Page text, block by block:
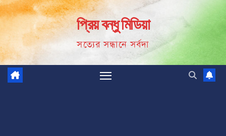
Skip
to
content
প্রিয় বন্ধু মিডিয়া
সত্যের সন্ধানে সর্বদা